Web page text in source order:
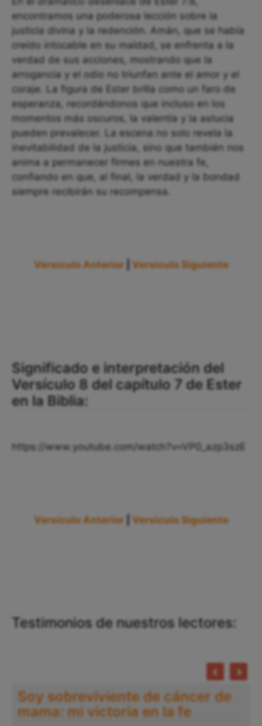
encontramos una poderosa lección sobre la
justicia divina y la redención. Amán, que se había
creído intocable en su maldad, se enfrenta a la
verdad de sus acciones, mostrando que la
arrogancia y el odio no triunfan ante el amor y el
coraje. La figura de Ester brilla como un faro de
esperanza, recordándonos que incluso en los
momentos más oscuros, la valentía y la astucia
pueden prevalecer. La escena no solo revela la
inevitabilidad de la justicia, sino que también nos
anima a permanecer firmes en nuestra fe,
confiando en que, al final, la verdad y la bondad
siempre recibirán su recompensa.
Versículo Anterior Versículo Siguiente
Significado e interpretación del
Versículo 8 del capítulo 7 de Ester
en la Biblia:
https://www.youtube.com/watch?v=VP0_azp3szE
Versículo Anterior Versículo Siguiente
Testimonios de nuestros lectores:
Soy sobreviviente de cáncer de
mama: mi victoria en la fe